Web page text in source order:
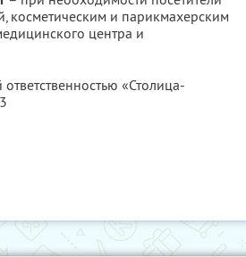
косметическим и парикмахерским
центра и
«Столица-